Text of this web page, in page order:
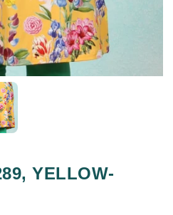
YELLOW-